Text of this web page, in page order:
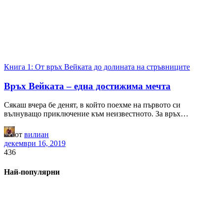
Книга 1: От връх Вейката до долината на стръвниците
Връх Вейката – една достижима мечта
Сякаш вчера бе денят, в който поехме на първото си
вълнуващо приключение към неизвестното. За връх…
от вилиан
декември 16, 2019
436
Най-популярни